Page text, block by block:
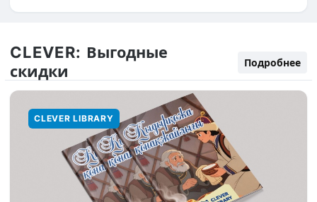
CLEVER: Выгодные
скидки
Подробнее
CLEVER LIBRARY